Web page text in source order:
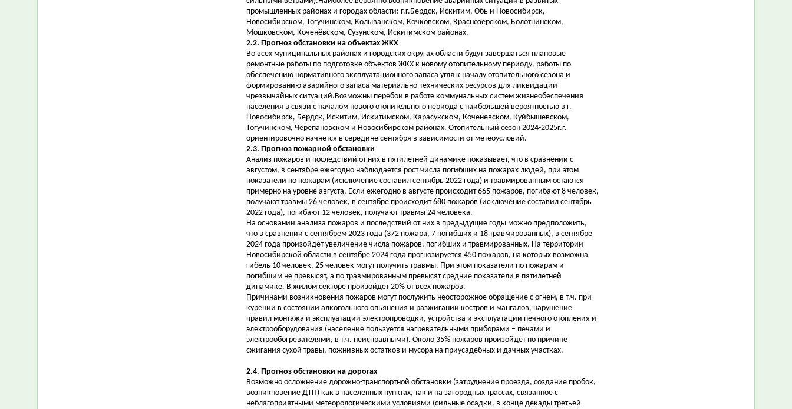
промышленных районах и городах области: г.г.Бердск, Искитим, Обь и Новосибирск,
Новосибирском, Тогучинском, Колыванском, Кочковском, Краснозёрском, Болотнинском,
Мошковском, Коченёвском, Сузунском, Искитимском районах.
2.2. Прогноз обстановки на объектах ЖКХ
Во всех муниципальных районах и городских округах области будут завершаться плановые
ремонтные работы по подготовке объектов ЖКХ к новому отопительному периоду, работы по
обеспечению нормативного эксплуатационного запаса угля к началу отопительного сезона и
формированию аварийного запаса материально-технических ресурсов для ликвидации
чрезвычайных ситуаций.Возможны перебои в работе коммунальных систем жизнеобеспечения
населения в связи с началом нового отопительного периода с наибольшей вероятностью в г.
Новосибирск, Бердск, Искитим, Искитимском, Карасукском, Коченевском, Куйбышевском,
Тогучинском, Черепановском и Новосибирском районах. Отопительный сезон 2024-2025г.г.
ориентировочно начнется в середине сентября в зависимости от метеоусловий.
2.3. Прогноз пожарной обстановки
Анализ пожаров и последствий от них в пятилетней динамике показывает, что в сравнении с
августом, в сентябре ежегодно наблюдается рост числа погибших на пожарах людей, при этом
показатели по пожарам (исключение составил сентябрь 2022 года) и травмированным остаются
примерно на уровне августа. Если ежегодно в августе происходит 665 пожаров, погибают 8 человек,
получают травмы 26 человек, в сентябре происходит 680 пожаров (исключение составил сентябрь
2022 года), погибают 12 человек, получают травмы 24 человека.
На основании анализа пожаров и последствий от них в предыдущие годы можно предположить,
что в сравнении с сентябрем 2023 года (372 пожара, 7 погибших и 18 травмированных), в сентябре
2024 года произойдет увеличение числа пожаров, погибших и травмированных. На территории
Новосибирской области в сентябре 2024 года прогнозируется 450 пожаров, на которых возможна
гибель 10 человек, 25 человек могут получить травмы. При этом показатели по пожарам и
погибшим не превысят, а по травмированным превысят средние показатели в пятилетней
динамике. В жилом секторе произойдет 20% от всех пожаров.
Причинами возникновения пожаров могут послужить неосторожное обращение с огнем, в т.ч. при
курении в состоянии алкогольного опьянения и разжигании костров и мангалов, нарушение
правил монтажа и эксплуатации электропроводки, устройства и эксплуатации печного отопления и
электрооборудования (население пользуется нагревательными приборами – печами и
электрообогревателями, в т.ч. неисправными). Около 35% пожаров произойдет по причине
сжигания сухой травы, пожнивных остатков и мусора на приусадебных и дачных участках.
2.4. Прогноз обстановки на дорогах
Возможно осложнение дорожно-транспортной обстановки (затруднение проезда, создание пробок,
возникновение ДТП) как в населенных пунктах, так и на загородных трассах, связанное с
неблагоприятными метеорологическими условиями (сильные осадки, в конце декады третьей